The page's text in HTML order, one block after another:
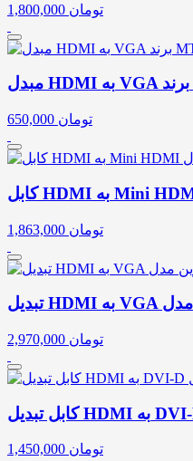
1,800,000 تومان
650,000 تومان
1,863,000 تومان
2,970,000 تومان
1,450,000 تومان